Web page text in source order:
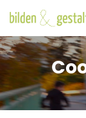
to
content